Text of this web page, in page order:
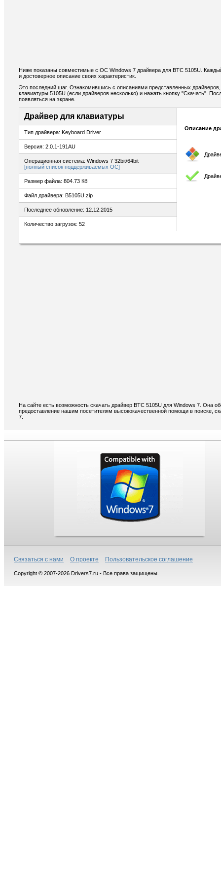
Ниже показаны совместимые с ОС Windows 7 драйвера для BTC 5105U.
и достоверное описание своих характеристик.
Это последний шаг. Ознакомившись с описаниями представленных
клавиатуры 5105U (если драйверов несколько) и нажать кнопку "Скачать".
появляться на экране.
Драйвер для клавиатуры
Тип драйвера: Keyboard Driver
Версия: 2.0.1-191AU
Операционная система: Windows 7 32bit/64bit
[полный список поддерживаемых ОС]
Размер файла: 804.73 Кб
Файл драйвера: B5105U.zip
Последнее обновление: 12.12.2015
Количество загрузок: 52
Описание
На сайте есть возможность скачать драйвер BTC 5105U для Windows 7. Она
предоставление нашим посетителям высококачественной помощи в поиске,
7.
Связаться с нами О проекте Пользовательское соглашение
Copyright © 2007-2026 Drivers7.ru - Все права защищены.